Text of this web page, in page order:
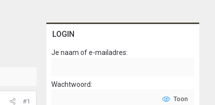
#1
LOGIN
Je naam of e-mailadres
Wachtwoord
Toon